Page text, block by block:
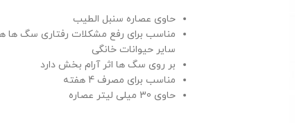
حاوی عصاره سنبل الطیب
مناسب برای رفع مشکلات رفتاری سگ ها
سایر حیوانات خانگی
بر روی سگ ها اثر آرام بخش دارد
مناسب برای مصرف 4 هفته
حاوی 30 میلی لیتر عصاره